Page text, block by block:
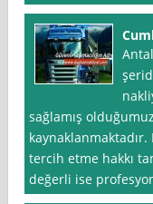
sağlamış
tercih etme hakkı
değerli ise